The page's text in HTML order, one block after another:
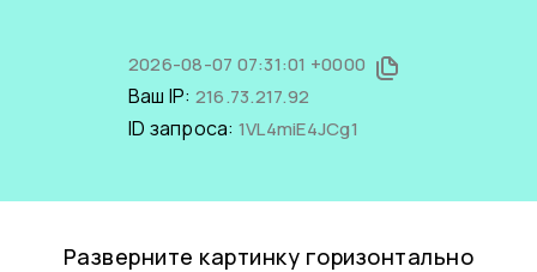
2026-08-07 07:31:01 +0000
Ваш IP: 216.73.217.92
ID запроса: 1VL4miE4JCg1
Разверните картинку горизонтально